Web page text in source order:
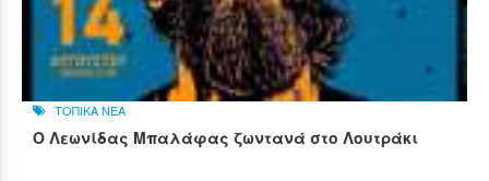
ΤΟΠΙΚΑ ΝΕΑ
Ο Λεωνίδας Μπαλάφας ζωντανά στο Λουτράκι